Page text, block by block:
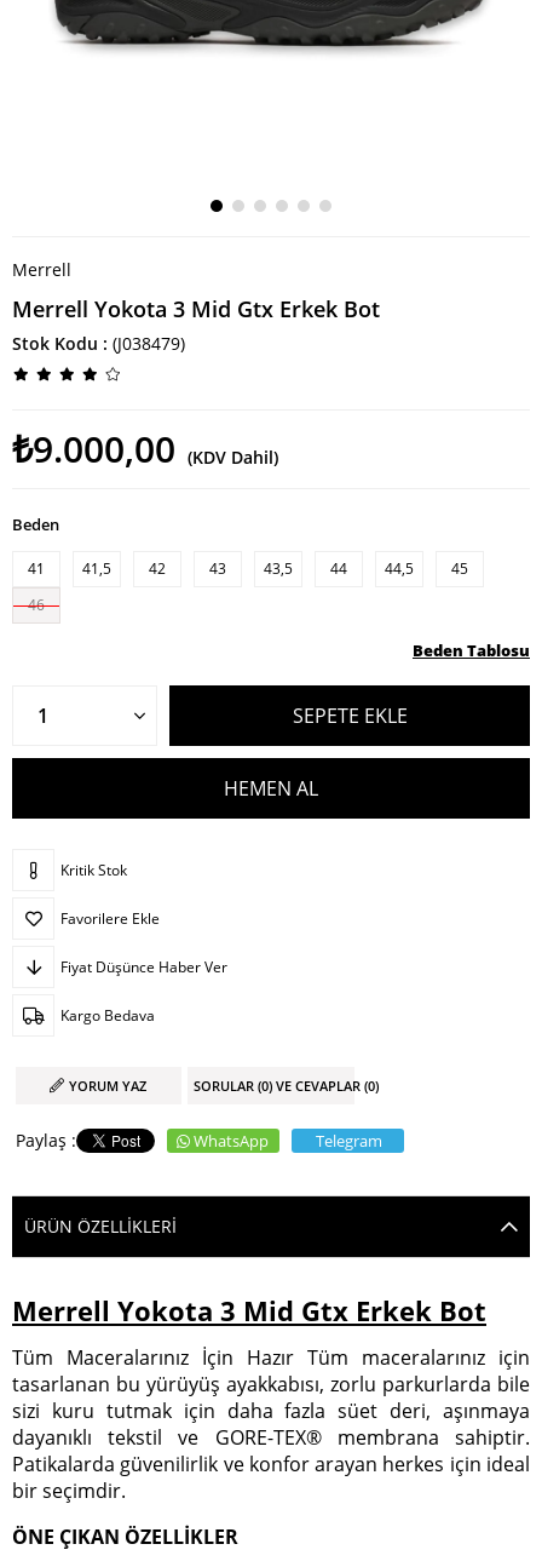
Merrell
Merrell Yokota 3 Mid Gtx Erkek Bot
Stok Kodu (J038479)
₺9.000,00 (KDV Dahil)
Beden
41 41,5 42 43 43,5 44 44,5
45
46
Beden Tablosu
Kritik Stok
Favorilere Ekle
Fiyat Düşünce Haber Ver
Kargo Bedava
YORUM YAZ SORULAR (0) VE CEVAPLAR (0)
WhatsApp Telegram
ÜRÜN ÖZELLIKLERI
Merrell Yokota 3 Mid Gtx Erkek Bot
Tüm Maceralarınız İçin Hazır Tüm maceralarınız için
tasarlanan bu yürüyüş ayakkabısı, zorlu parkurlarda bile
sizi kuru tutmak için daha fazla süet deri, aşınmaya
dayanıklı tekstil ve GORE-TEX® membrana sahiptir.
Patikalarda güvenilirlik ve konfor arayan herkes için ideal
bir seçimdir.
ÖNE ÇIKAN ÖZELLİKLER